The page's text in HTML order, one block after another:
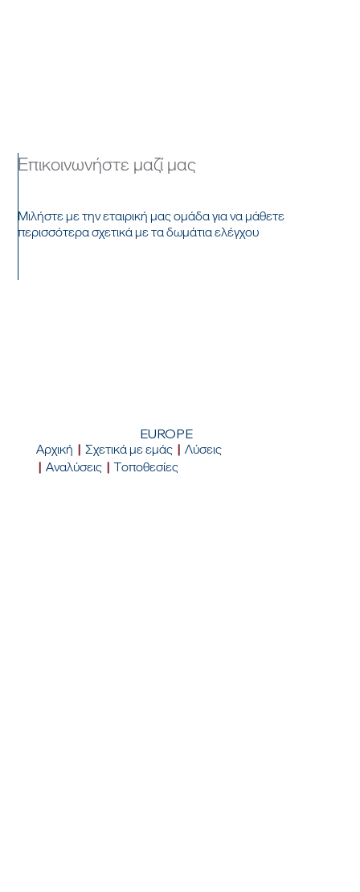
ΕΠΑΦΗ
Επικοινωνήστε μαζί μας
Μιλήστε με την εταιρική μας ομάδα για να μάθετε
περισσότερα σχετικά με τα δωμάτια ελέγχου
EUROPE
Αρχική |Σχετικά με εμάς |Λύσεις
|Αναλύσεις |Τοποθεσίες